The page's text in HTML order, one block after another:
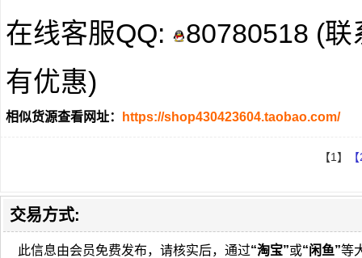
在线客服QQ:
80780518 (联
有优惠)
相似货源查看网址： https://shop430423604.taobao.com/
【1】
交易方式:
此信息由会员免费发布，请核实后，通过“淘宝”或“闲鱼”等